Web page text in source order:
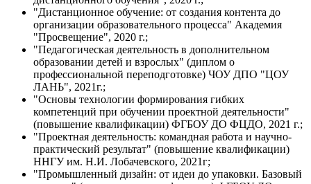
"Дистанционное обучение: от создания контента до
организации образовательного процесса" Академия
"Просвещение", 2020 г.;
"Педагогическая деятельность в дополнительном
образовании детей и взрослых" (диплом о
профессиональной переподготовке) ЧОУ ДПО "ЦОУ
ЛАНЬ", 2021г.;
"Основы технологии формирования гибких
компетенций при обучении проектной деятельности"
(повышение квалификации) ФГБОУ ДО ФЦДО, 2021 г.;
"Проектная деятельность: командная работа и научно-
практический результат" (повышение квалификации)
ННГУ им. Н.И. Лобачевского, 2021г;
"Промышленный дизайн: от идеи до упаковки. Базовый